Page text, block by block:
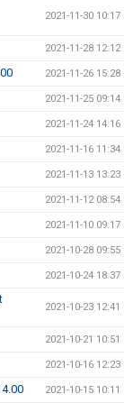
2021-11-30 10:17
2021-11-28 12:12
2021-11-26 15:28
2021-11-25 09:14
2021-11-24 14:16
2021-11-16 11:34
2021-11-13 13:23
2021-11-12 08:54
2021-11-10 09:17
2021-10-28 09:55
2021-10-24 18:37
2021-10-23 12:41
2021-10-21 10:51
2021-10-16 12:23
2021-10-15 10:11